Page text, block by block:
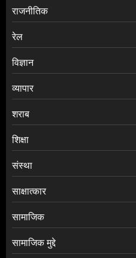
राजनीतिक
रेल
विज्ञान
व्यापार
शराब
शिक्षा
संस्था
साक्षात्कार
सामाजिक
सामाजिक मुद्दे